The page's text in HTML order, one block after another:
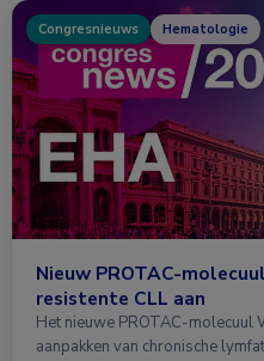
Congresnieuws Hematologie
Nieuw PROTAC-
resistente CLL aan
Het nieuwe PROTAC-molecuul
aanpakken van chronische